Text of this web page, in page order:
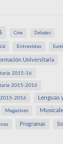
Cine Debates
Entrevistas
Universitaria
2015-16
2015-2016
2015-2016 Lenguas
Magazines
Programas